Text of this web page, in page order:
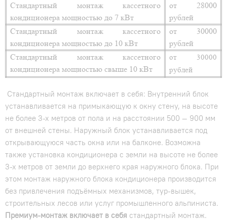
Стандартный монтаж кассетного
кондиционера мощностью до 7 кВт
от 28000
рублей
Стандартный монтаж кассетного
кондиционера мощностью до 10 кВт
от 30000
рублей
Стандартный монтаж кассетного
кондиционера мощностью свыше 10 кВт
от 30000
рублей
Стандартный монтаж включает в себя: Внутренний блок
устанавливается на примыкающую к окну стену, на высоте
не более 3-х метров от пола и на расстоянии 500 — 900 мм
от внешней стены. Наружный блок устанавливается под
открывающуюся часть окна или на балконе. Возможна
также установка кондиционера с земли на высоте не более
3-х метров от земли до верхнего края наружного блока. При
этом монтаж наружного блока кондиционера производится
без привлечения подъёмных механизмов, тур-вышек,
строительных лесов или услуг промышленного альпиниста.
Премиум-монтаж включает в себя стандартный монтаж.